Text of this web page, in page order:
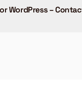
WordPress –